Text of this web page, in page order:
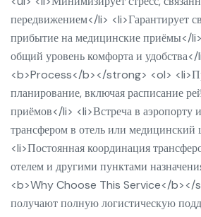
передвижением</li> <li>Гарантирует
прибытие на медицинские приёмы</
общий уровень комфорта и
<b>Process</b></strong> <ol>
планирование, включая расписание
приёмов</li> <li>Встреча в аэропорту
трансфером в отель или медицинский
<li>Постоянная координация
отелем и другими пунктами
<b>Why Choose This Service</b></
получают полную логистическую